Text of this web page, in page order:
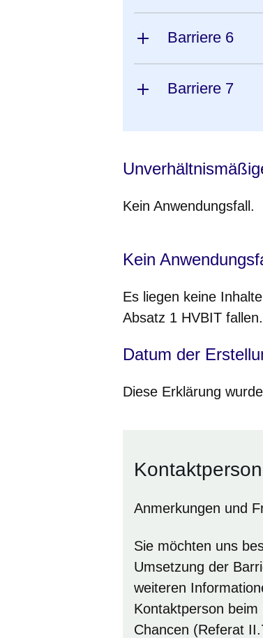
Barriere 6
Barriere 7
Kein Anwendungsfall.
Kein
Es liegen keine
Absatz 1 HVBIT fallen.
Datum der
Diese Erklärung
Kontaktperson
Anmerkungen und
Sie möchten uns
Umsetzung der
weiteren
Kontaktperson
Chancen (Referat